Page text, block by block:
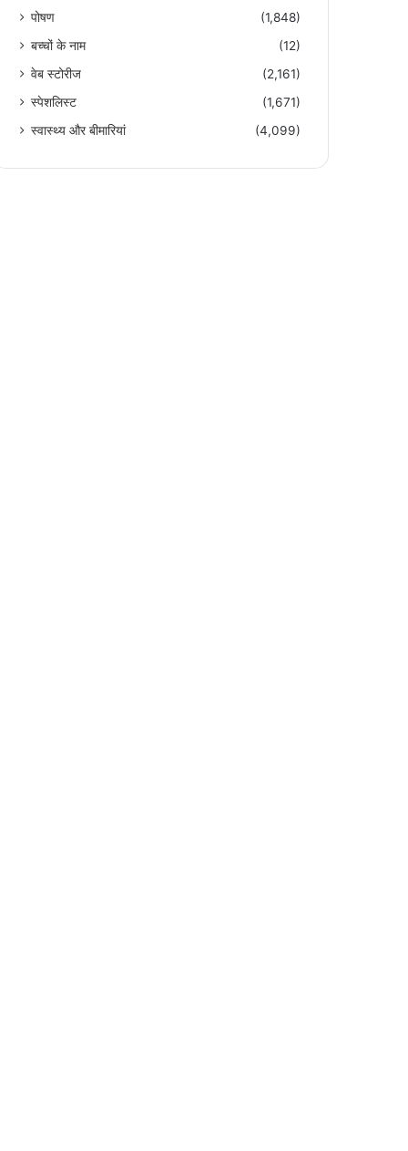
पोषण
(1,848)
बच्चों के नाम
(12)
वेब स्टोरीज
(2,161)
स्पेशलिस्ट
(1,671)
स्वास्थ्य और बीमारियां
(4,099)